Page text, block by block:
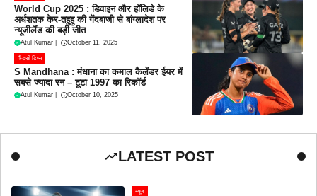
World Cup 2025 : डिवाइन और हॉलिडे के
अर्धशतक केर-तहुहु की गेंदबाजी से बांग्लादेश पर
न्यूजीलैंड की बड़ी जीत
Atul Kumar October 11, 2025
फैंटसी टिप्स
S Mandhana : मंधाना का कमाल कैलेंडर ईयर में
सबसे ज्यादा रन – टूटा 1997 का रिकॉर्ड
Atul Kumar October 10, 2025
LATEST POST
न्यूज